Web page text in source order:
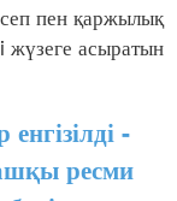
пен қаржылық
жүзеге асыратын
-
ресми